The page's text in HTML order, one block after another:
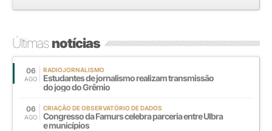
Últimasnotícias
06
AGO
RADIOJORNALISMO
Estudantes de jornalismo realizam transmissão
do jogo do Grêmio
06
AGO
CRIAÇÃO DE OBSERVATÓRIO DE DADOS
Congresso da Famurs celebra parceria entre Ulbra
e municípios